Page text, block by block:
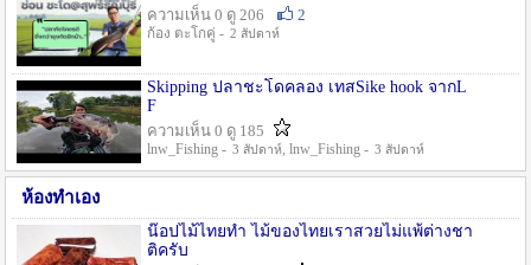
ความเห็น 0 ดู 206
2
ก้อง ตะโกคู่ - 2 สัปดาห์
Skipping ปลาชะโดคลอง เทสSike hook จากL
F
ความเห็น 0 ดู 185
lnw_Fishing - 3 สัปดาห์, lnw_Fishing - 3 สัปดาห์
ห้องทำเอง
น๊อปไม้ไทยทำ ไม้ของไทยเราสวยไม่แพ้ต่างชา
ติครับ